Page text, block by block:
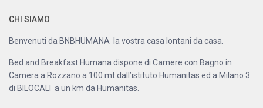
CHI SIAMO
Benvenuti da BNBHUMANA la vostra casa lontani da casa.
Bed and Breakfast Humana dispone di Camere con Bagno in
Camera a Rozzano a 100 mt dall’istituto Humanitas ed a Milano 3
di BILOCALI a un km da Humanitas.